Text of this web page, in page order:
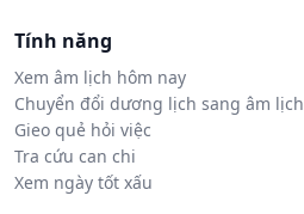
Tính năng
Xem âm lịch hôm nay
Chuyển đổi dương lịch sang âm lịch
Gieo quẻ hỏi việc
Tra cứu can chi
Xem ngày tốt xấu